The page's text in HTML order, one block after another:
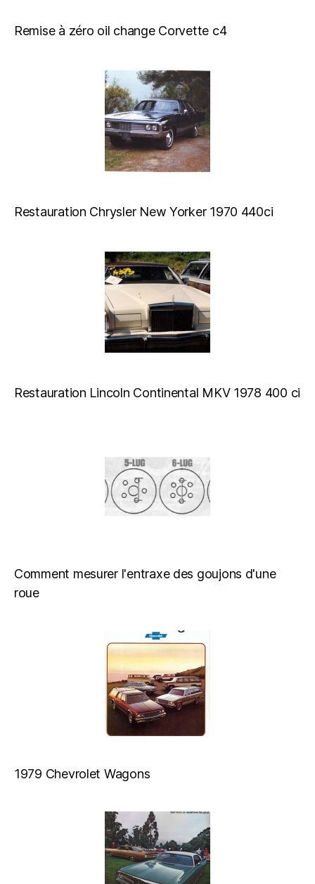
Remise à zéro oil change Corvette c4
Restauration Chrysler New Yorker 1970 440ci
Restauration Lincoln Continental MKV 1978 400 ci
Comment mesurer l'entraxe des goujons d'une
roue
1979 Chevrolet Wagons